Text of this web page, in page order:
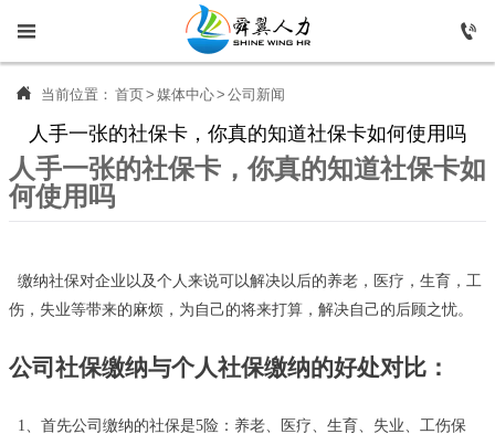
 
 当前位置： 首页> 媒体中心> 公司新闻
人手一张的社保卡，你真的知道社保卡如何使用吗
人手一张的社保卡，你真的知道社保卡如
何使用吗
缴纳社保对企业以及个人来说可以解决以后的养老，医疗，生育，工
伤，失业等带来的麻烦，为自己的将来打算，解决自己的后顾之忧。
公司社保缴纳与个人社保缴纳的好处对比：
1、首先公司缴纳的社保是5险：养老、医疗、生育、失业、工伤保
 首页
 人力资源
 专业外包
 工商财税
 服务平台
 媒体中心